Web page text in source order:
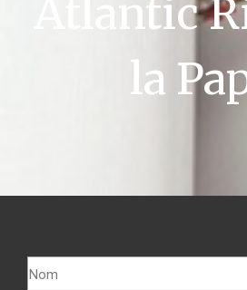
Atlantic
la